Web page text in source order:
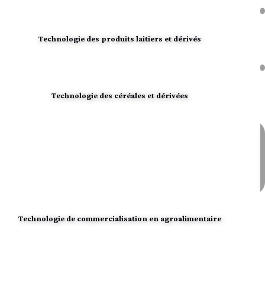
Technologie des produits laitiers et dérivés
Technologie des céréales et dérivées
Technologie de commercialisation en agroalimentaire